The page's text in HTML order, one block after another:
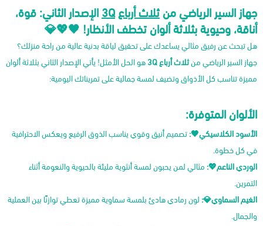
جهاز السير الرياضي من ثلاث أرباع3Qالإصدار الثاني: قوة،
أناقة، وحيوية بثلاثة ألوان تخطف الأنظار! 🖤💖💎
هل تبحث عن رفيق مثالي يساعدك على تحقيق لياقة بدنية عالية من راحة منزلك؟
جهاز السير الرياضي منثلاث أرباع 3Q
هو الحل الأمثل! يأتي الإصدار الثاني بثلاثة ألوان
مميزة تناسب كل الأذواق وتضيف لمسة جمالية على تمريناتك اليومية:
الألوان المتوفرة:
الأسود الكلاسيكي🖤:تصميم أنيق وقوي يناسب الذوق الرفيع ويعكس الاحترافية
في كل خطوة.
الوردي الناعم💖: مثالي لمن يحبون لمسة أنثوية مليئة بالحيوية والنعومة أثناء
التمرين.
الغيم السماوي💎: لون رمادي هادئ بلمسة سماوية مميزة تعطي توازنًا بين العملية
والجمال.